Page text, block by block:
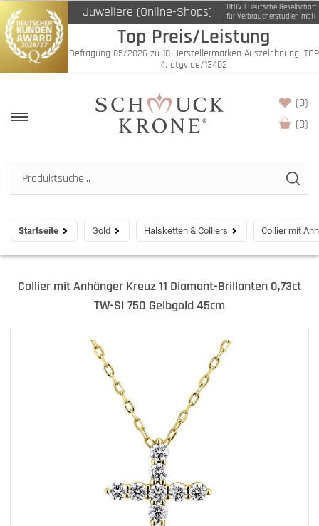
Juweliere (Online-Shops)
DtGV | Deutsche Gesellschaft
für Verbraucherstudien mbH
Top Preis/Leistung
Befragung 05/2026 zu 18 Herstellermarken Auszeichnung: TOP
4, dtgv.de/13402
(0)
(0)
Startseite Gold Halsketten & Colliers Collier mit
Collier mit Anhänger Kreuz 11 Diamant-Brillanten 0,73ct
TW-SI 750 Gelbgold 45cm